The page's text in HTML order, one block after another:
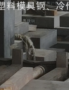
料模具钢、